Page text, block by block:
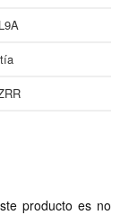
producto es no